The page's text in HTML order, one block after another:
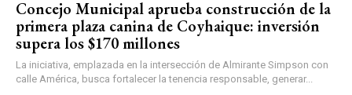
Concejo Municipal aprueba construcción de la
primera plaza canina de Coyhaique: inversión
supera los $170 millones
La iniciativa, emplazada en la intersección de Almirante Simpson con
calle América, busca fortalecer la tenencia responsable, generar...